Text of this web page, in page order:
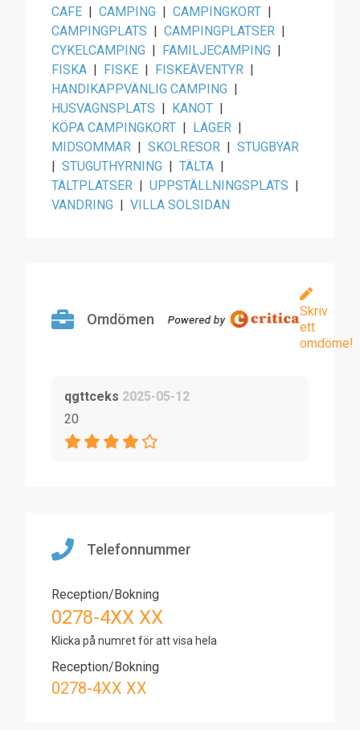
CAFE | CAMPING | CAMPINGKORT |
CAMPINGPLATS | CAMPINGPLATSER |
CYKELCAMPING | FAMILJECAMPING |
FISKA | FISKE | FISKEÄVENTYR |
HANDIKAPPVÄNLIG CAMPING |
HUSVAGNSPLATS | KANOT |
KÖPA CAMPINGKORT | LÄGER |
MIDSOMMAR | SKOLRESOR | STUGBYAR
| STUGUTHYRNING | TÄLTA |
TÄLTPLATSER | UPPSTÄLLNINGSPLATS |
VANDRING | VILLA SOLSIDAN
Omdömen
Skriv
ett
omdöme!
qgttceks 2025-05-12
20
Telefonnummer
Reception/Bokning
0278-4XX XX
Klicka på numret för att visa hela
Reception/Bokning
0278-4XX XX